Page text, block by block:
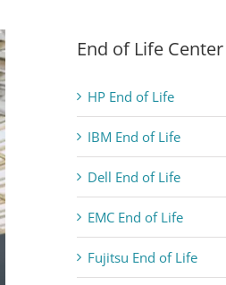
End of Life Center
HP End of Life
IBM End of Life
Dell End of Life
EMC End of Life
Fujitsu End of Life